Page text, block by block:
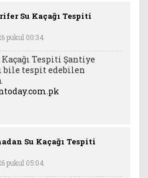
Su Kaçağı Tespiti
pukul 00:34
Tespiti Şantiye
bile tespit edebilen
Su Kaçağı Tespiti
pukul 05:04